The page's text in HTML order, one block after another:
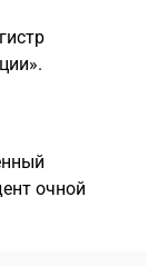
очной